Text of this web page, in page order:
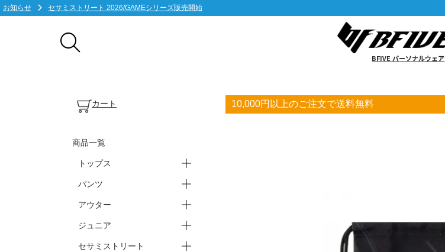
お知らせ セサミストリート 2026/GAMEシリーズ販売開始
BFIVE パーソナルウェア
カート
商品一覧
トップス
ーTシャツ・ポロシャツ
ータンクトップ・ノースリ
ースウェット・パーカー
パンツ
アウター
ジュニア
セサミストリート
10,000円以上のご注文で送料無料